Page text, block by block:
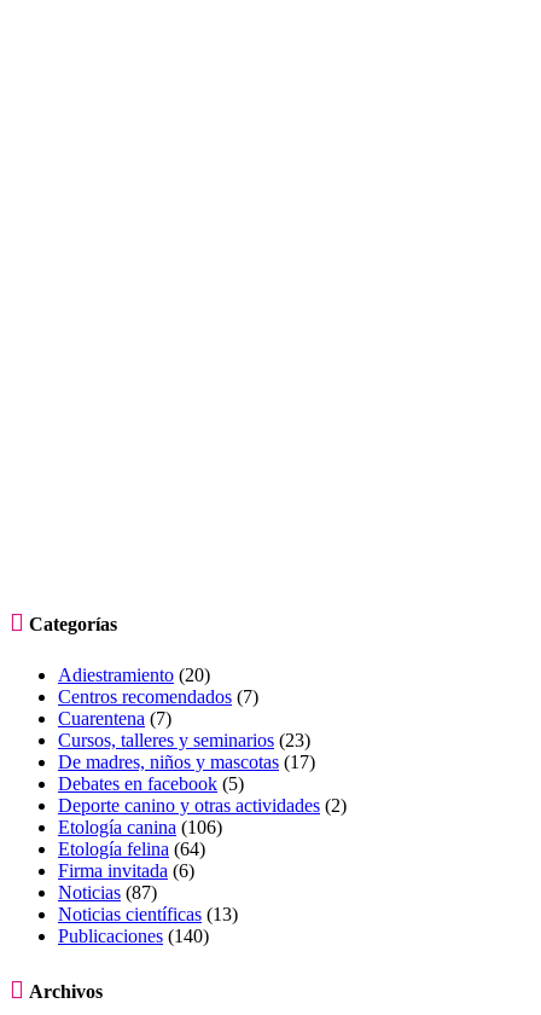
 Categorías
Adiestramiento (20)
Centros recomendados (7)
Cuarentena (7)
Cursos, talleres y seminarios (23)
De madres, niños y mascotas (17)
Debates en facebook (5)
Deporte canino y otras actividades (2)
Etología canina (106)
Etología felina (64)
Firma invitada (6)
Noticias (87)
Noticias científicas (13)
Publicaciones (140)
 Archivos